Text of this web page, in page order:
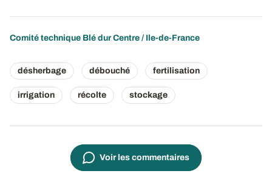
Comité technique Blé dur Centre / Ile-de-France
désherbage débouché fertilisation
irrigation récolte stockage
Voir les commentaires